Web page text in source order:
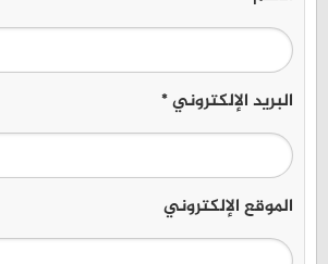
البريد الإلكتروني*
الموقع الإلكتروني